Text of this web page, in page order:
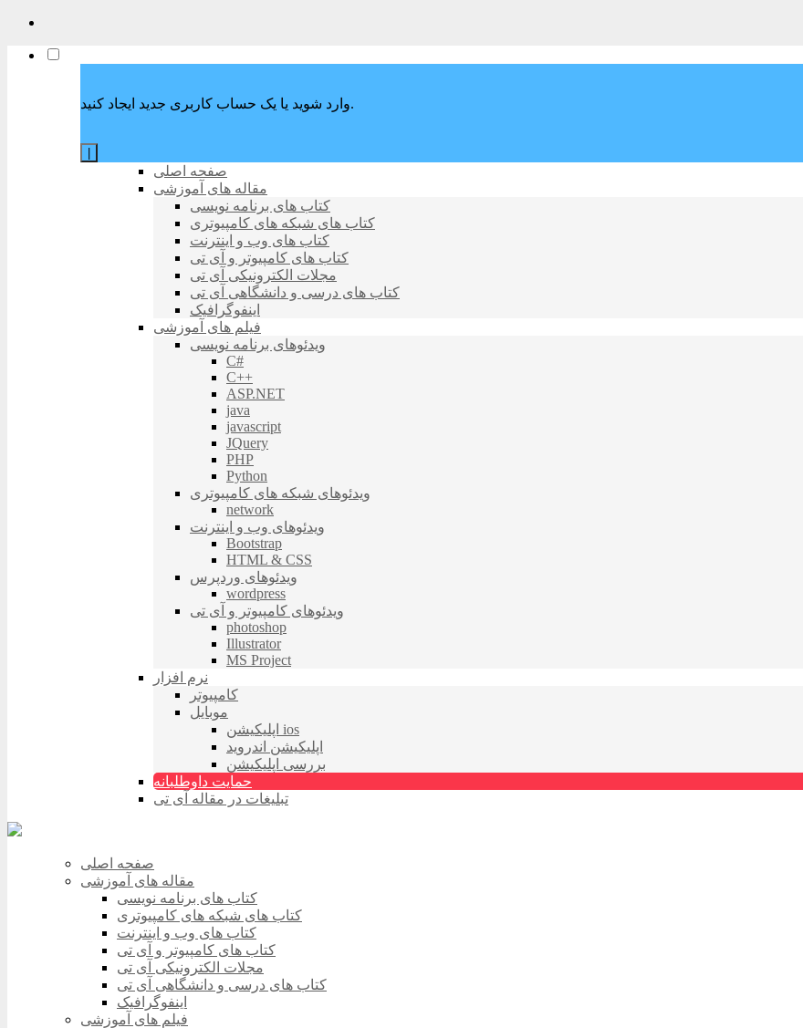
وارد شوید یا یک حساب کاربری جدید ایجاد کنید.
صفحه اصلی
مقاله های آموزشی
کتاب های برنامه نویسی
کتاب های شبکه های کامپیوتری
کتاب های وب و اینترنت
کتاب های کامپیوتر و آی تی
مجلات الکترونیکی آی تی
کتاب های درسی و دانشگاهی آی تی
اینفوگرافیک
فیلم های آموزشی
ویدئوهای برنامه نویسی
C#
C++
ASP.NET
java
javascript
JQuery
PHP
Python
ویدئوهای شبکه های کامپیوتری
network
ویدئوهای وب و اینترنت
Bootstrap
HTML & CSS
ویدئوهای وردپرس
wordpress
ویدئوهای کامپیوتر و آی تی
photoshop
Illustrator
MS Project
نرم افزار
کامپیوتر
موبایل
اپلیکیشن ios
اپلیکیشن اندروید
بررسی اپلیکیشن
حمایت داوطلبانه
تبلیغات در مقاله آی تی
صفحه اصلی
مقاله های آموزشی
کتاب های برنامه نویسی
کتاب های شبکه های کامپیوتری
کتاب های وب و اینترنت
کتاب های کامپیوتر و آی تی
مجلات الکترونیکی آی تی
کتاب های درسی و دانشگاهی آی تی
اینفوگرافیک
فیلم های آموزشی